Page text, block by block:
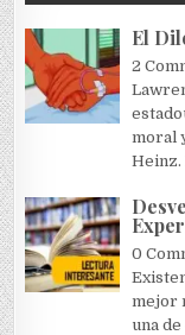
El
2
moral
Heinz.
0
mejor
una